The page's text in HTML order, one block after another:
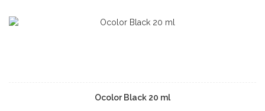
Ocolor Black 20 ml